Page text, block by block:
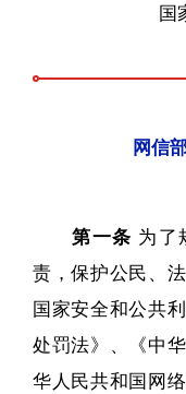
国
网信
第一条 为了
责，保护公民、
国家安全和公共
处罚法》、《中
华人民共和国网